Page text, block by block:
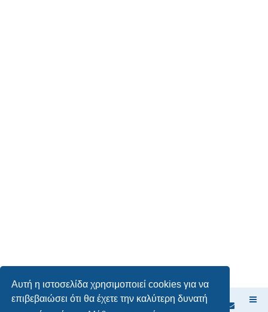
Αυτή η ιστοσελίδα χρησιμοποιεί cookies για να
επιβεβαιώσει ότι θα έχετε την καλύτερη δυνατή
Ευρετήριο Δ. Συζήτησης